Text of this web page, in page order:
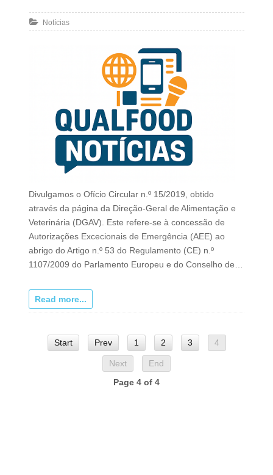
Notícias
Divulgamos o Ofício Circular n.º 15/2019, obtido
através da página da Direção-Geral de Alimentação e
Veterinária (DGAV). Este refere-se à concessão de
Autorizações Excecionais de Emergência (AEE) ao
abrigo do Artigo n.º 53 do Regulamento (CE) n.º
1107/2009 do Parlamento Europeu e do Conselho de…
Read more...
Start Prev 1 2 3 4
Next
End
Page 4 of 4